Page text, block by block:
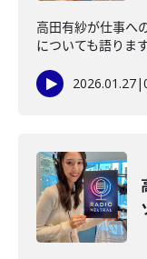
高田有紗が仕事へ
についても語ります
2026.01.27|